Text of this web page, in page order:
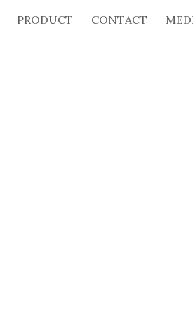
PRODUCT CONTACT